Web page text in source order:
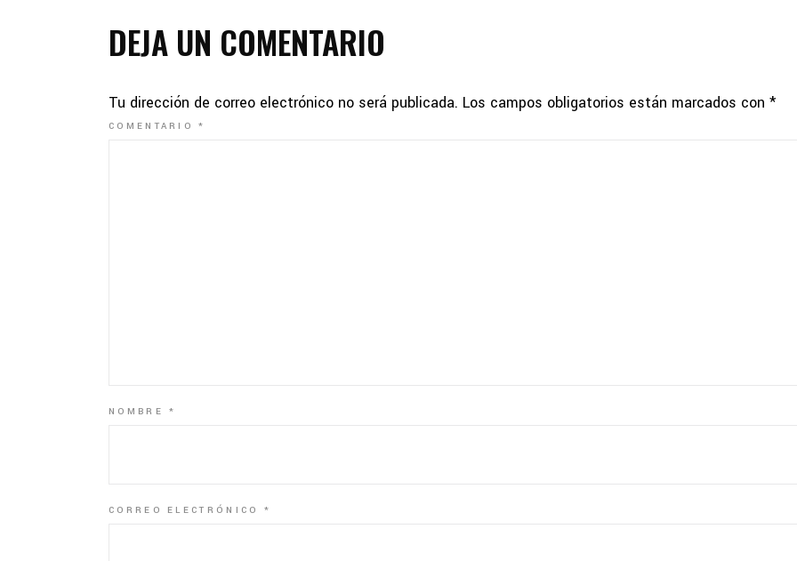
DEJA UN COMENTARIO
Tu dirección de correo electrónico no será publicada. Los campos obligatorios están marcados con *
COMENTARIO*
NOMBRE*
CORREO ELECTRÓNICO *